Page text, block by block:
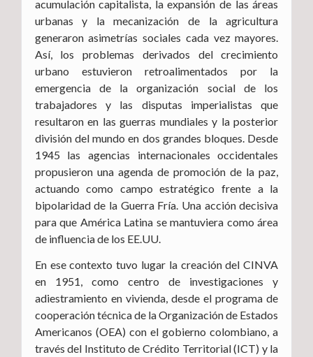
acumulación capitalista, la expansión de las áreas
urbanas y la mecanización de la agricultura
generaron asimetrías sociales cada vez mayores.
Así, los problemas derivados del crecimiento
urbano estuvieron retroalimentados por la
emergencia de la organización social de los
trabajadores y las disputas imperialistas que
resultaron en las guerras mundiales y la posterior
división del mundo en dos grandes bloques. Desde
1945 las agencias internacionales occidentales
propusieron una agenda de promoción de la paz,
actuando como campo estratégico frente a la
bipolaridad de la Guerra Fría. Una acción decisiva
para que América Latina se mantuviera como área
de influencia de los EE.UU.
En ese contexto tuvo lugar la creación del CINVA
en 1951, como centro de investigaciones y
adiestramiento en vivienda, desde el programa de
cooperación técnica de la Organización de Estados
Americanos (OEA) con el gobierno colombiano, a
través del Instituto de Crédito Territorial (ICT) y la